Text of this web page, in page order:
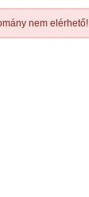
nem elérhető!